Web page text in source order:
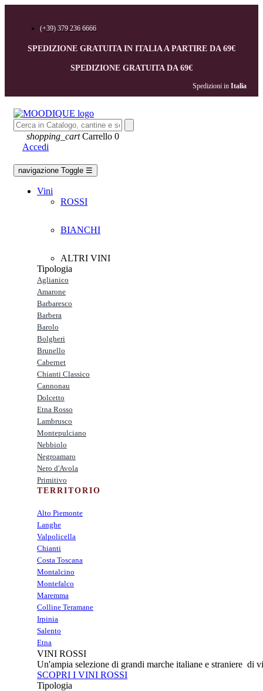
(+39) 379 236 6666
SPEDIZIONE GRATUITA IN ITALIA A PARTIRE DA 69€
SPEDIZIONE GRATUITA DA 69€
Spedizioni in Italia
shopping_cart Carrello 0
Accedi
navigazione Toggle ☰
Vini
ROSSI
BIANCHI
ALTRI VINI
Tipologia
Aglianico
Amarone
Barbaresco
Barbera
Barolo
Bolgheri
Brunello
Cabernet
Chianti Classico
Cannonau
Dolcetto
Etna Rosso
Lambrusco
Montepulciano
Nebbiolo
Negroamaro
Nero d'Avola
Primitivo
TERRITORIO
Alto Piemonte
Langhe
Valpolicella
Chianti
Costa Toscana
Montalcino
Montefalco
Maremma
Colline Teramane
Irpinia
Salento
Etna
VINI ROSSI
Un'ampia selezione di grandi marche italiane e straniere di
SCOPRI I VINI ROSSI
Tipologia